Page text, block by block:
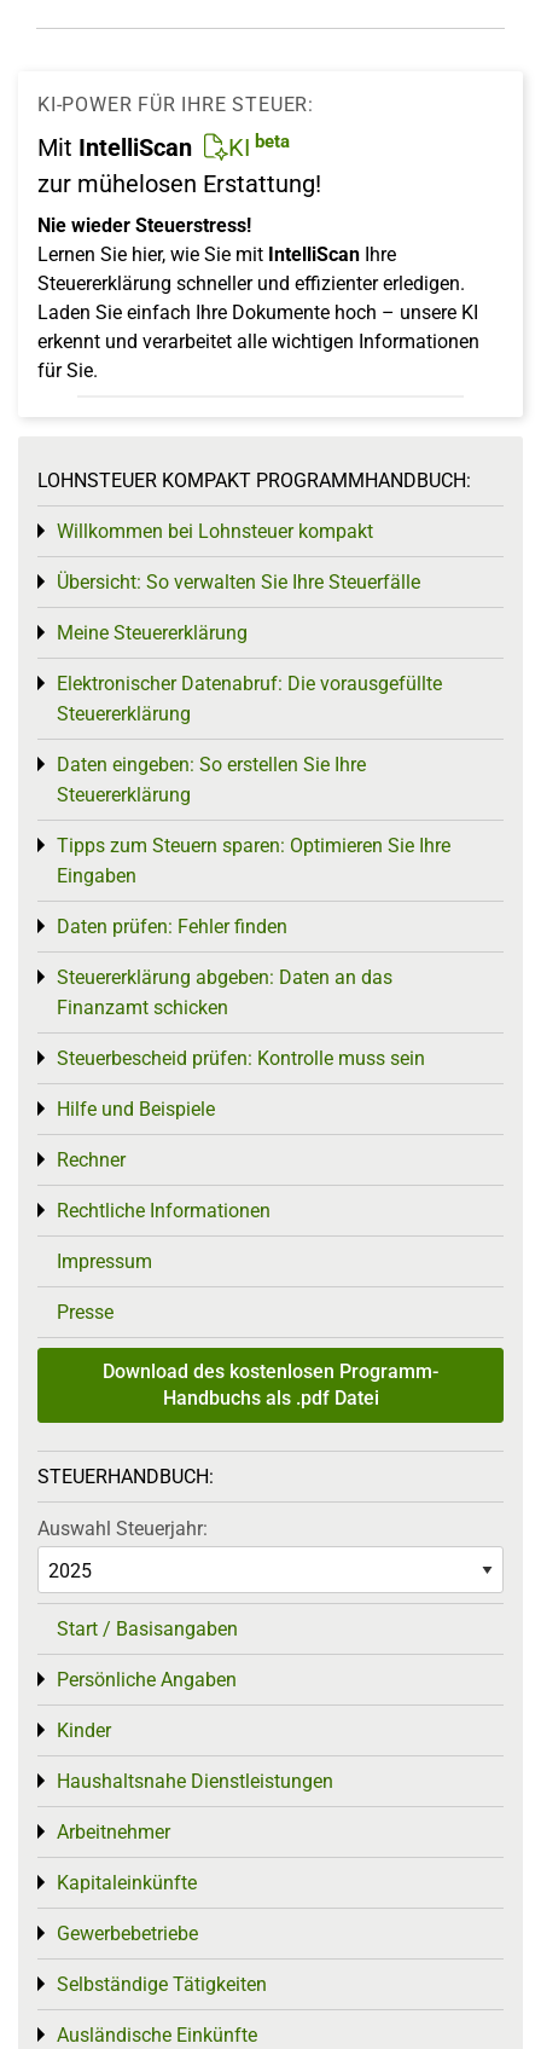
KI-POWER FÜR IHRE STEUER:
Mit IntelliScan KI beta
zur mühelosen Erstattung!
Nie wieder Steuerstress!
Lernen Sie hier, wie Sie mit IntelliScan Ihre
Steuererklärung schneller und effizienter erledigen.
Laden Sie einfach Ihre Dokumente hoch – unsere KI
erkennt und verarbeitet alle wichtigen Informationen
für Sie.
LOHNSTEUER KOMPAKT PROGRAMMHANDBUCH:
Willkommen bei Lohnsteuer kompakt
Toggle menu
Übersicht: So verwalten Sie Ihre Steuerfälle
Toggle menu
Meine Steuererklärung
Toggle menu
Elektronischer Datenabruf: Die vorausgefüllte
Steuererklärung
Toggle menu
Daten eingeben: So erstellen Sie Ihre
Steuererklärung
Toggle menu
Tipps zum Steuern sparen: Optimieren Sie Ihre
Eingaben
Toggle menu
Daten prüfen: Fehler finden
Toggle menu
Steuererklärung abgeben: Daten an das
Finanzamt schicken
Toggle menu
Steuerbescheid prüfen: Kontrolle muss sein
Toggle menu
Hilfe und Beispiele
Toggle menu
Rechner
Toggle menu
Rechtliche Informationen
Toggle menu
Impressum
Presse
Download des kostenlosen Programm-
Handbuchs als .pdf Datei
STEUERHANDBUCH:
Auswahl Steuerjahr:
Start / Basisangaben
Persönliche Angaben
Toggle menu
Kinder
Toggle menu
Haushaltsnahe Dienstleistungen
Toggle menu
Arbeitnehmer
Toggle menu
Kapitaleinkünfte
Toggle menu
Gewerbebetriebe
Toggle menu
Selbständige Tätigkeiten
Toggle menu
Ausländische Einkünfte
Toggle menu